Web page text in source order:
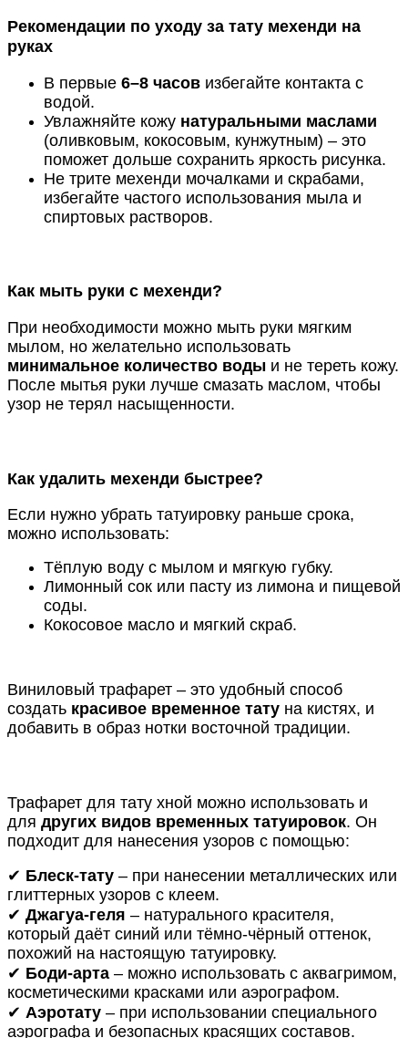
Рекомендации по уходу за тату мехенди на
руках
В первые 6–8 часов избегайте контакта с
водой.
Увлажняйте кожу натуральными маслами
(оливковым, кокосовым, кунжутным) – это
поможет дольше сохранить яркость рисунка.
Не трите мехенди мочалками и скрабами,
избегайте частого использования мыла и
спиртовых растворов.
Как мыть руки с мехенди?
При необходимости можно мыть руки мягким
мылом, но желательно использовать
минимальное количество воды и не тереть кожу.
После мытья руки лучше смазать маслом, чтобы
узор не терял насыщенности.
Как удалить мехенди быстрее?
Если нужно убрать татуировку раньше срока,
можно использовать:
Тёплую воду с мылом и мягкую губку.
Лимонный сок или пасту из лимона и пищевой
соды.
Кокосовое масло и мягкий скраб.
Виниловый трафарет – это удобный способ
создать красивое временное тату на кистях, и
добавить в образ нотки восточной традиции.
Трафарет для тату хной можно использовать и
для других видов временных татуировок. Он
подходит для нанесения узоров с помощью:
✔ Блеск-тату – при нанесении металлических или
глиттерных узоров с клеем.
✔ Джагуа-геля – натурального красителя,
который даёт синий или тёмно-чёрный оттенок,
похожий на настоящую татуировку.
✔ Боди-арта – можно использовать с аквагримом,
косметическими красками или аэрографом.
✔ Аэротату – при использовании специального
аэрографа и безопасных красящих составов.